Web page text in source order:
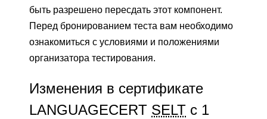
быть разрешено пересдать этот компонент.
Перед бронированием теста вам необходимо
ознакомиться с условиями и положениями
организатора тестирования.
Изменения в сертификате
LANGUAGECERT SELT с 1